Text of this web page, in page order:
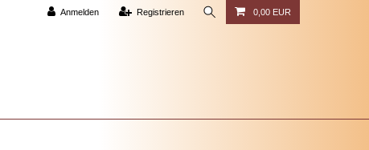
Anmelden Registrieren 0,00 EUR